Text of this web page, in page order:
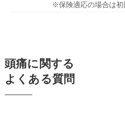
※保険適応の場合は初
頭痛に関する
よくある質問